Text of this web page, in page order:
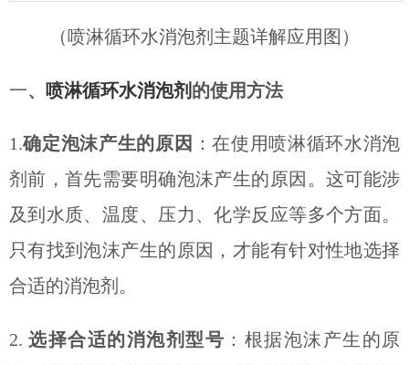
（喷淋循环水消泡剂 主题详解应用图）
一、 喷淋循环水消泡剂 的使用方法
1.确定泡沫产生的原因
：在使用喷淋循环水消泡
剂前，首先需要明确泡沫产生的原因。这可能涉
及到水质、温度、压力、化学反应等多个方面。
只有找到泡沫产生的原因，才能有针对性地选择
合适的消泡剂。
2.选择合适的消泡剂型号 ：根据泡沫产生的原